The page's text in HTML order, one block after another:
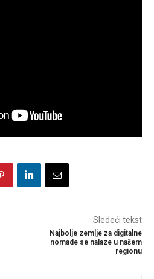
Sledeći tekst
Najbolje zemlje za digitalne
nomade se nalaze u našem
regionu